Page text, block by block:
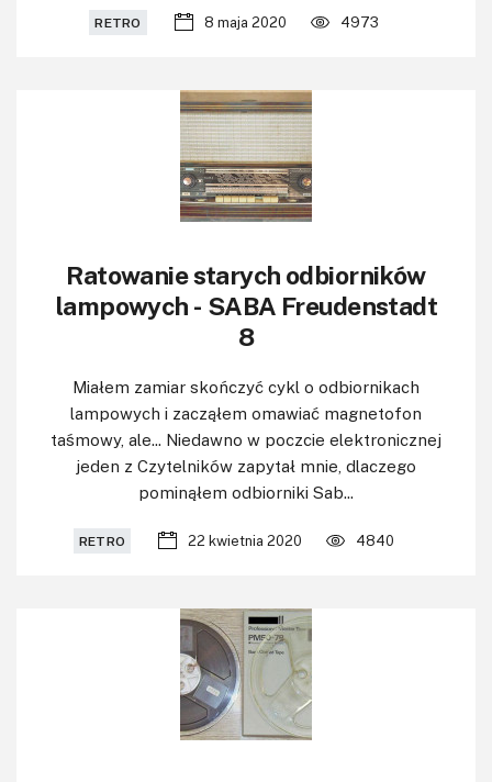
RETRO 8 maja 2020 4973
Ratowanie starych odbiorników
lampowych - SABA Freudenstadt
8
Miałem zamiar skończyć cykl o odbiornikach
lampowych i zacząłem omawiać magnetofon
taśmowy, ale... Niedawno w poczcie elektronicznej
jeden z Czytelników zapytał mnie, dlaczego
pominąłem odbiorniki Sab...
RETRO 22 kwietnia 2020 4840